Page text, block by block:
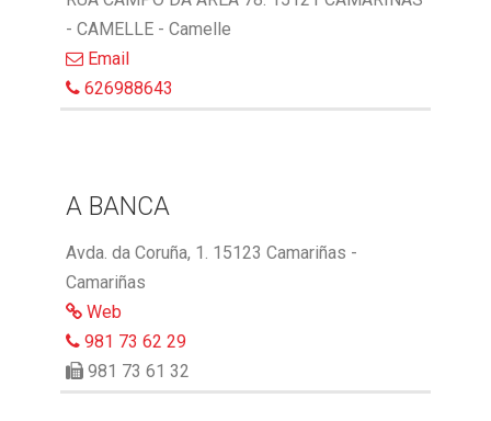
- CAMELLE - Camelle
Email
626988643
A BANCA
Avda. da Coruña, 1. 15123 Camariñas -
Camariñas
Web
981 73 62 29
981 73 61 32